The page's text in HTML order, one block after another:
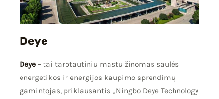
Deye
Deye – tai tarptautiniu mastu žinomas saulės
energetikos ir energijos kaupimo sprendimų
gamintojas, priklausantis „Ningbo Deye Technology